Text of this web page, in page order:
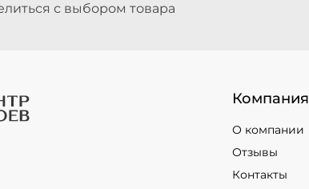
с выбором товара
Компания
О компании
Отзывы
Контакты